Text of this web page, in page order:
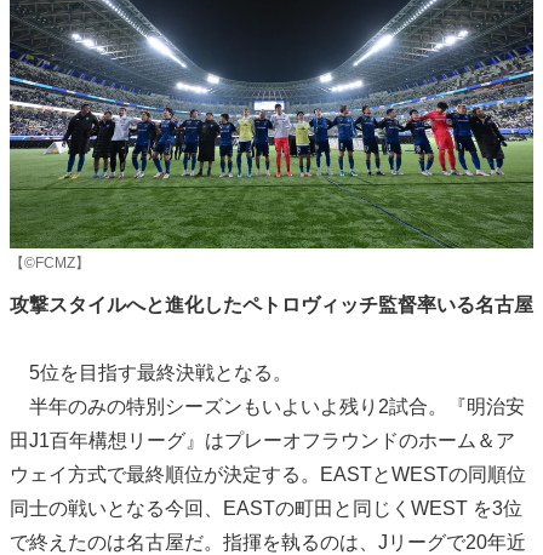
【©FCMZ】
攻撃スタイルへと進化したペトロヴィッチ監督率いる名古屋
5位を目指す最終決戦となる。
半年のみの特別シーズンもいよいよ残り2試合。『明治安
田J1百年構想リーグ』はプレーオフラウンドのホーム＆ア
ウェイ方式で最終順位が決定する。EASTとWESTの同順位
同士の戦いとなる今回、EASTの町田と同じくWEST を3位
で終えたのは名古屋だ。指揮を執るのは、Jリーグで20年近